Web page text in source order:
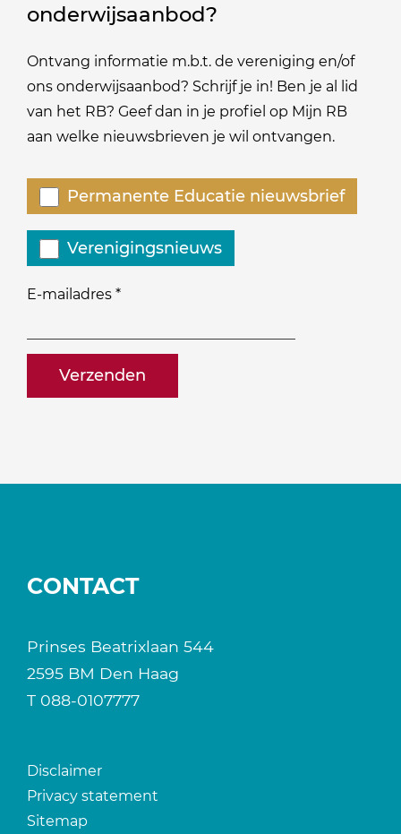
onderwijsaanbod?
Ontvang informatie m.b.t. de vereniging en/of
ons onderwijsaanbod? Schrijf je in! Ben je al lid
van het RB? Geef dan in je profiel op Mijn RB
aan welke nieuwsbrieven je wil ontvangen.
E-mailadres *
naam@bedrijf.nl
Welke
nieuwsbrieven
zou
je
willen
Permanente Educatie nieuwsbrief
Verenigingsnieuws
CONTACT
Prinses Beatrixlaan 544
2595 BM Den Haag
T 088-0107777
Disclaimer
Privacy statement
Sitemap